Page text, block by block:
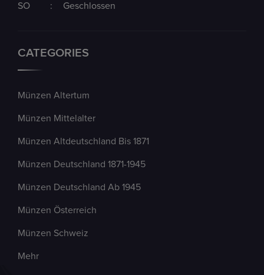
SO : Geschlossen
CATEGORIES
Münzen Altertum
Münzen Mittelalter
Münzen Altdeutschland Bis 1871
Münzen Deutschland 1871-1945
Münzen Deutschland Ab 1945
Münzen Österreich
Münzen Schweiz
Mehr